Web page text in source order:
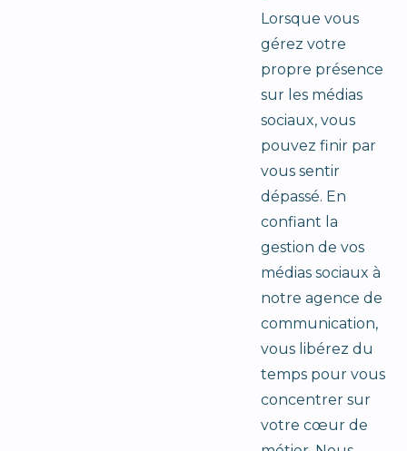
Lorsque vous
gérez votre
propre présence
sur les médias
sociaux, vous
pouvez finir par
vous sentir
dépassé. En
confiant la
gestion de vos
médias sociaux à
notre agence de
communication,
vous libérez du
temps pour vous
concentrer sur
votre cœur de